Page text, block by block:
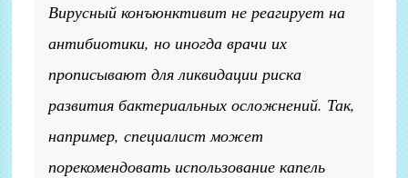
Вирусный конъюнктивит не реагирует на
антибиотики, но иногда врачи их
прописывают для ликвидации риска
развития бактериальных осложнений. Так,
например, специалист может
порекомендовать использование капель